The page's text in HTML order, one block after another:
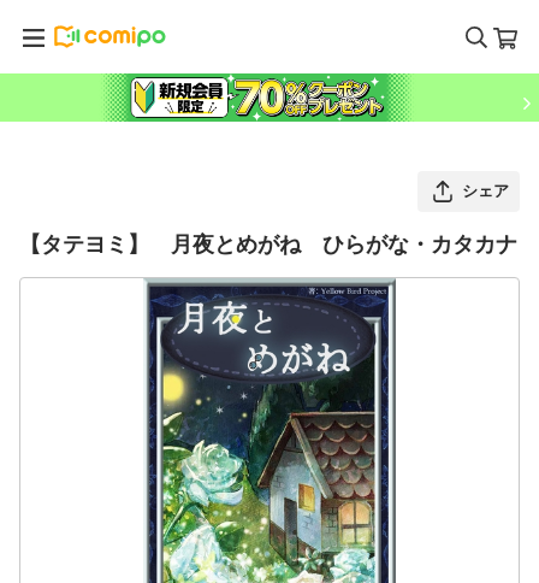
シェア
【タテヨミ】 月夜とめがね ひらがな・カタカナ